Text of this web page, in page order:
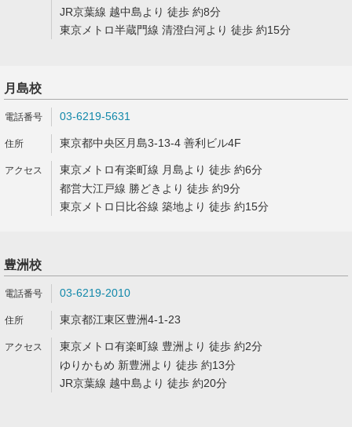
JR京葉線 越中島より 徒歩 約8分
東京メトロ半蔵門線 清澄白河より 徒歩 約15分
月島校
03-6219-5631
東京都中央区月島3-13-4 善利ビル4F
東京メトロ有楽町線 月島より 徒歩 約6分
都営大江戸線 勝どきより 徒歩 約9分
東京メトロ日比谷線 築地より 徒歩 約15分
豊洲校
03-6219-2010
東京都江東区豊洲4-1-23
東京メトロ有楽町線 豊洲より 徒歩 約2分
ゆりかもめ 新豊洲より 徒歩 約13分
JR京葉線 越中島より 徒歩 約20分